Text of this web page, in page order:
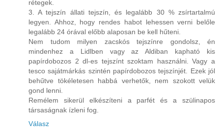
rétegek.
3. A tejszín állati tejszín, és legalább 30 % zsírtartalmú
legyen. Ahhoz, hogy rendes habot lehessen verni belőle
legalább 24 órával előbb alaposan be kell hűteni.
Nem tudom milyen zacskós tejszínre gondolsz, én
mindenhez a Lidlben vagy az Aldiban kapható kis
papírdobozos 2 dl-es tejszínt szoktam használni. Vagy a
tesco sajátmárkás szintén papírdobozos tejszínjét. Ezek jól
behűtve tökéletesen habbá verhetők, nem szokott velük
gond lenni.
Remélem sikerül elkészíteni a parfét és a szülinapos
társaságnak ízleni fog.
Válasz